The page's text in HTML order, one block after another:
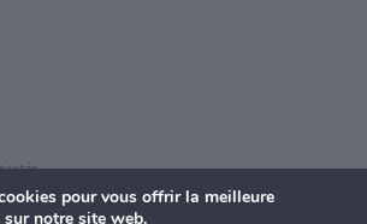
pour vous offrir la meilleure
sur notre site web.